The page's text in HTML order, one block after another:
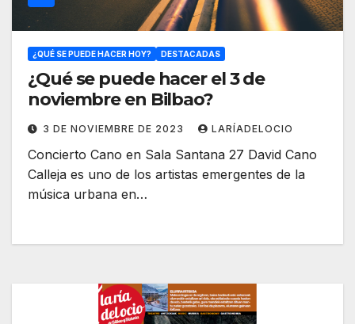
¿QUÉ SE PUEDE HACER HOY? DESTACADAS
¿Qué se puede hacer el 3 de
noviembre en Bilbao?
3 DE NOVIEMBRE DE 2023 LARÍADELOCIO
Concierto Cano en Sala Santana 27 David Cano
Calleja es uno de los artistas emergentes de la
música urbana en…